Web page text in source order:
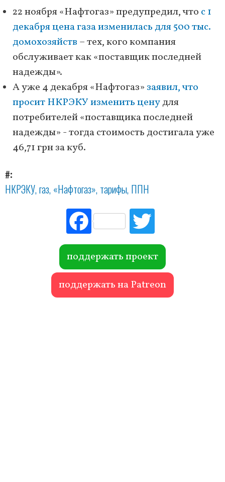
22 ноября «Нафтогаз» предупредил, что с 1
декабря цена газа изменилась для 500 тыс.
домохозяйств – тех, кого компания
обслуживает как «поставщик последней
надежды».
А уже 4 декабря «Нафтогаз» заявил, что
просит НКРЭКУ изменить ценудля
потребителей «поставщика последней
надежды» - тогда стоимость достигала уже
46,71 грн за куб.
#
НКРЭКУ газ «Нафтогаз» тарифы ППН
Fac
ebo
ok r
поддержать проект
поддержать на Patreon